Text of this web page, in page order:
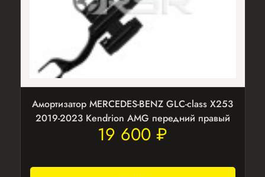
Амортизатор MERCEDES-BENZ GLC-class X253
2019-2023 Kendrion AMG передний правый
19 600 ₽